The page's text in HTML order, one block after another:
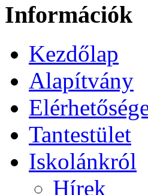
Információk
Kezdőlap
Alapítvány
Tantestület
Iskolánkról
Hírek